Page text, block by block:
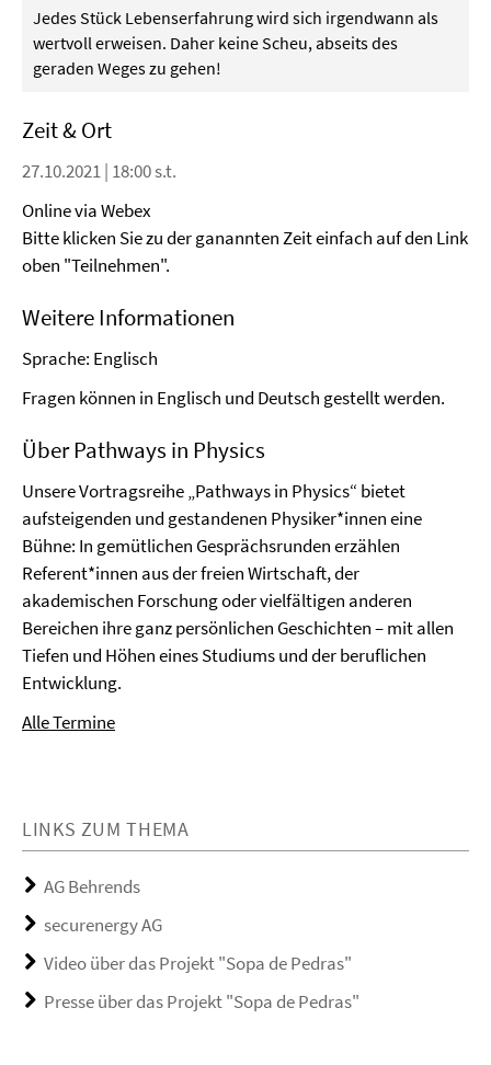
Jedes Stück Lebenserfahrung wird sich irgendwann als
wertvoll erweisen. Daher keine Scheu, abseits des
geraden Weges zu gehen!
Zeit & Ort
27.10.2021 | 18:00 s.t.
Online via Webex
Bitte klicken Sie zu der ganannten Zeit einfach auf den Link
oben "Teilnehmen".
Weitere Informationen
Sprache: Englisch
Fragen können in Englisch und Deutsch gestellt werden.
Über Pathways in Physics
Unsere Vortragsreihe „Pathways in Physics“ bietet
aufsteigenden und gestandenen Physiker*innen eine
Bühne: In gemütlichen Gesprächsrunden erzählen
Referent*innen aus der freien Wirtschaft, der
akademischen Forschung oder vielfältigen anderen
Bereichen ihre ganz persönlichen Geschichten – mit allen
Tiefen und Höhen eines Studiums und der beruflichen
Entwicklung.
Alle Termine
LINKS ZUM THEMA
AG Behrends
securenergy AG
Video über das Projekt "Sopa de Pedras"
Presse über das Projekt "Sopa de Pedras"